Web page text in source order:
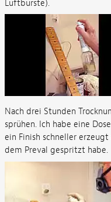
Luftbürste).
Nach drei Stunden
sprühen. Ich habe eine Dose
ein Finish schneller
dem Preval gespritzt habe.